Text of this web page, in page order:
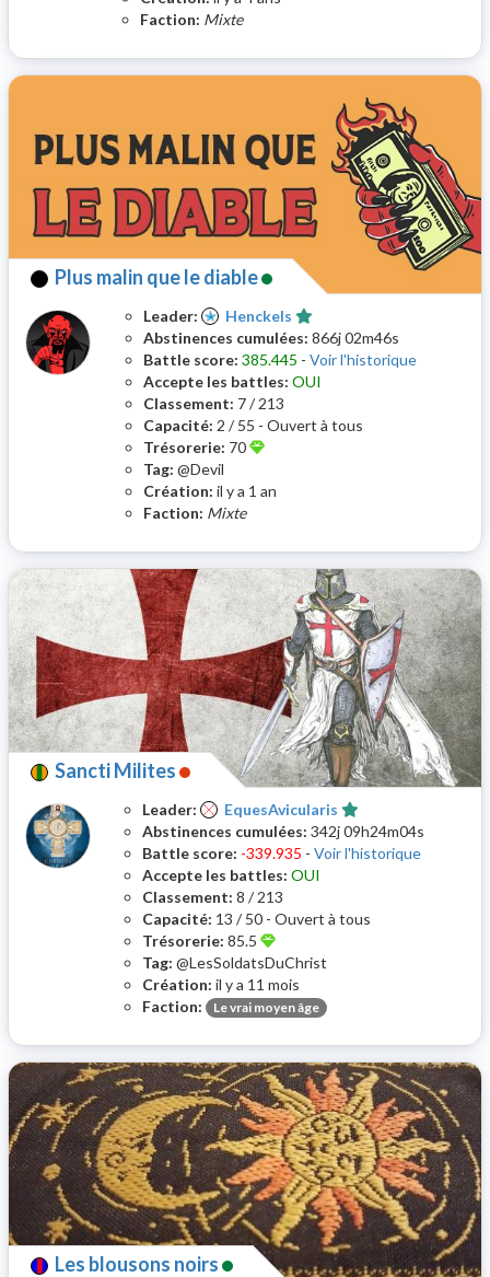
Faction: Mixte
Plus malin que le diable
Leader:
Henckels
Abstinences cumulées: 866j 02m46s
Battle score: 385.445 - Voir l'historique
Accepte les battles: OUI
Classement: 7 / 213
Capacité: 2 / 55 - Ouvert à tous
Trésorerie: 70
Tag: @Devil
Création: il y a 1 an
Faction: Mixte
Sancti Milites
Leader:
EquesAvicularis
Abstinences cumulées: 342j 09h24m04s
Battle score: -339.935 - Voir l'historique
Accepte les battles: OUI
Classement: 8 / 213
Capacité: 13 / 50 - Ouvert à tous
Trésorerie: 85.5
Tag: @LesSoldatsDuChrist
Création: il y a 11 mois
Faction:
Le vrai moyen âge
Les blousons noirs